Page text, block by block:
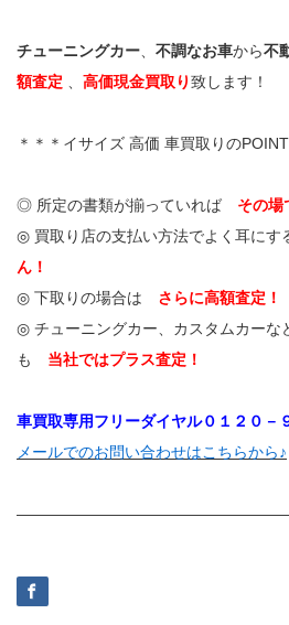
チューニングカー、 不調なお車から不
額査定 、 高価現金買取り致します！
＊＊＊イサイズ 高価 車買取りの
◎ 所定の書類が揃っていれば その場
◎ 買取り店の支払い方法でよく耳に
ん！
◎ 下取りの場合は さらに高額査定！
◎ チューニングカー、カスタムカーな
も 当社ではプラス査定！
車買取専用フリーダイヤル０１２０－
メールでのお問い合わせはこちらから♪